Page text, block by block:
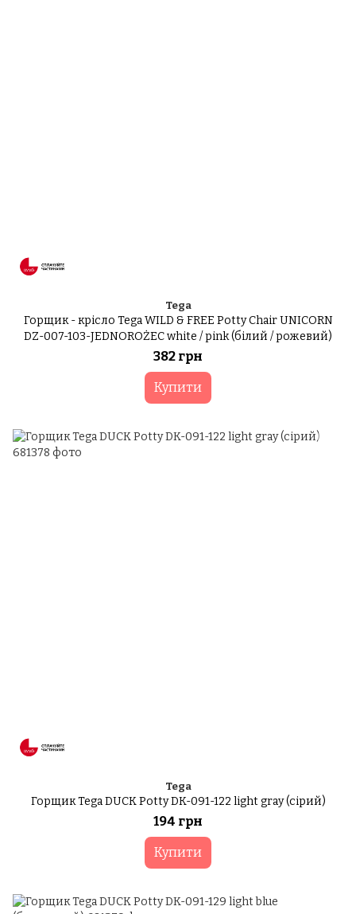
Tega
Горщик - крісло Tega WILD & FREE Potty Chair UNICORN
DZ-007-103-JEDNOROŻEC white / pink (білий / рожевий)
382 грн
Купити
Tega
Горщик Tega DUCK Potty DK-091-122 light gray (сірий)
194 грн
Купити